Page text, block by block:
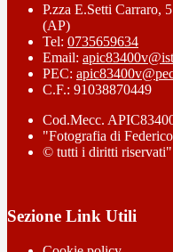
P.zza E.Setti Carraro,
(AP)
Tel: 0735659634
Email:
PEC:
C.F.: 91038870449
Cod.Mecc.
"Fotografia di
© tutti i diritti riservati"
Sezione Link Utili